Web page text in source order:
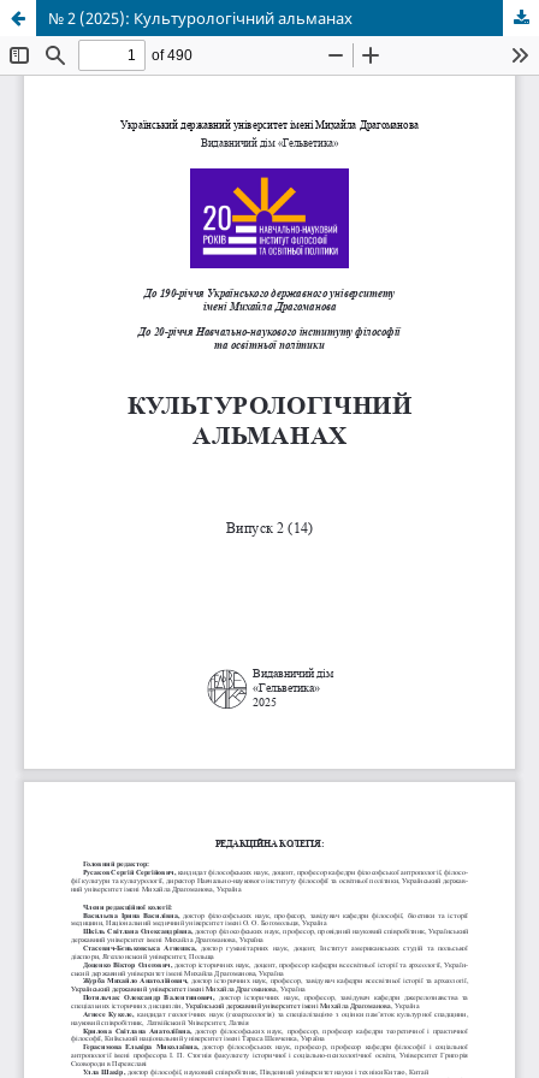
№ 2 (2025): Культурологічний альманах